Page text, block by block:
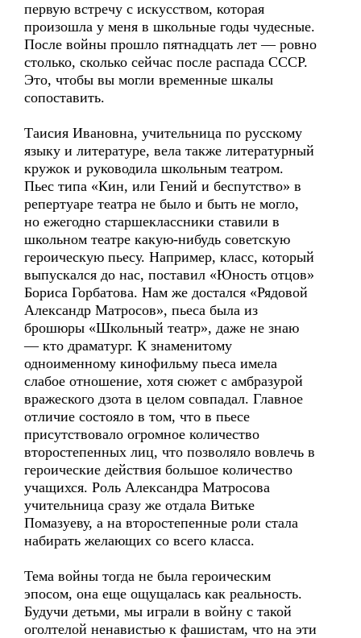
первую встречу с искусством, которая
произошла у меня в школьные годы чудесные.
После войны прошло пятнадцать лет — ровно
столько, сколько сейчас после распада СССР.
Это, чтобы вы могли временные шкалы
сопоставить.
Таисия Ивановна, учительница по русскому
языку и литературе, вела также литературный
кружок и руководила школьным театром.
Пьес типа «Кин, или Гений и беспутство» в
репертуаре театра не было и быть не могло,
но ежегодно старшеклассники ставили в
школьном театре какую-нибудь советскую
героическую пьесу. Например, класс, который
выпускался до нас, поставил «Юность отцов»
Бориса Горбатова. Нам же достался «Рядовой
Александр Матросов», пьеса была из
брошюры «Школьный театр», даже не знаю
— кто драматург. К знаменитому
одноименному кинофильму пьеса имела
слабое отношение, хотя сюжет с амбразурой
вражеского дзота в целом совпадал. Главное
отличие состояло в том, что в пьесе
присутствовало огромное количество
второстепенных лиц, что позволяло вовлечь в
героические действия большое количество
учащихся. Роль Александра Матросова
учительница сразу же отдала Витьке
Помазуеву, а на второстепенные роли стала
набирать желающих со всего класса.
Тема войны тогда не была героическим
эпосом, она еще ощущалась как реальность.
Будучи детьми, мы играли в войну с такой
оголтелой ненавистью к фашистам, что на эти